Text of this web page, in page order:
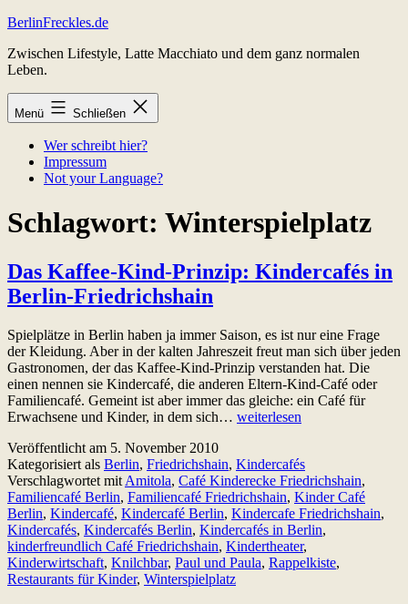
Zum
springen
BerlinFreckles.de
Zwischen Lifestyle, Latte Macchiato und dem ganz normalen
Leben.
Menü Schließen
Wer schreibt hier?
Impressum
Not your Language?
Schlagwort: Winterspielplatz
Das Kaffee-Kind-Prinzip: Kindercafés in
Berlin-Friedrichshain
Spielplätze in Berlin haben ja immer Saison, es ist nur eine Frage
der Kleidung. Aber in der kalten Jahreszeit freut man sich über jeden
Gastronomen, der das Kaffee-Kind-Prinzip verstanden hat. Die
einen nennen sie Kindercafé, die anderen Eltern-Kind-Café oder
Familiencafé. Gemeint ist aber immer das gleiche: ein Café für
Erwachsene und Kinder, in dem sich… Das
Prinzip:
Kindercafés
in
Berlin-
Friedrichshain
weiterlesen
Veröffentlicht am 5. November 2010
Kategorisiert als Berlin, Friedrichshain, Kindercafés
Verschlagwortet mit Amitola, Café Kinderecke Friedrichshain,
Familiencafé Berlin, Familiencafé Friedrichshain, Kinder Café
Berlin, Kindercafé, Kindercafé Berlin, Kindercafe Friedrichshain,
Kindercafés, Kindercafés Berlin, Kindercafés in Berlin,
kinderfreundlich Café Friedrichshain, Kindertheater,
Kinderwirtschaft, Knilchbar, Paul und Paula, Rappelkiste,
Restaurants für Kinder, Winterspielplatz